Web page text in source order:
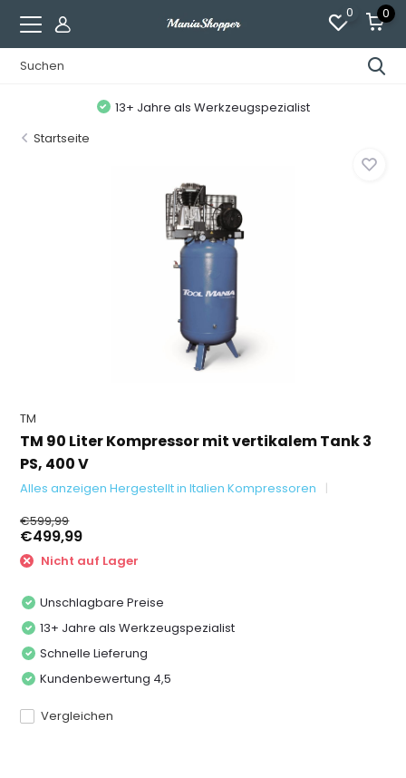
0 0
13+ Jahre als Werkzeugspezialist
Startseite
TM
TM 90 Liter Kompressor mit vertikalem Tank 3
PS, 400 V
Alles anzeigen Hergestellt in Italien Kompressoren
€599,99
€499,99
Nicht auf Lager
Unschlagbare Preise
13+ Jahre als Werkzeugspezialist
Schnelle Lieferung
Kundenbewertung 4,5
Vergleichen